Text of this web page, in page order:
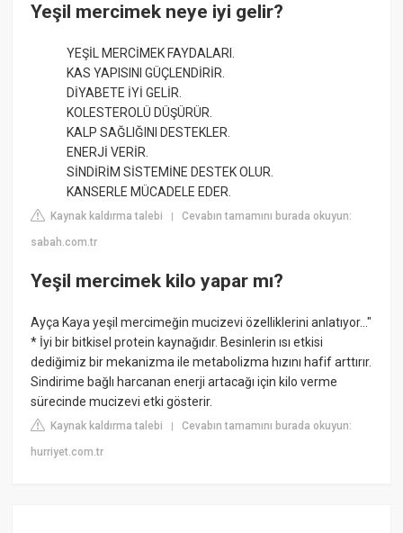
Yeşil mercimek neye iyi gelir?
YEŞİL MERCİMEK FAYDALARI.
KAS YAPISINI GÜÇLENDİRİR.
DİYABETE İYİ GELİR.
KOLESTEROLÜ DÜŞÜRÜR.
KALP SAĞLIĞINI DESTEKLER.
ENERJİ VERİR.
SİNDİRİM SİSTEMİNE DESTEK OLUR.
KANSERLE MÜCADELE EDER.
Kaynak kaldırma talebi |Cevabın tamamını burada okuyun:
sabah.com.tr
Yeşil mercimek kilo yapar mı?
Ayça Kaya yeşil mercimeğin mucizevi özelliklerini anlatıyor..."
* İyi bir bitkisel protein kaynağıdır. Besinlerin ısı etkisi
dediğimiz bir mekanizma ile metabolizma hızını hafif arttırır.
Sindirime bağlı harcanan enerji artacağı için kilo verme
sürecinde mucizevi etki gösterir.
Kaynak kaldırma talebi |Cevabın tamamını burada okuyun:
hurriyet.com.tr